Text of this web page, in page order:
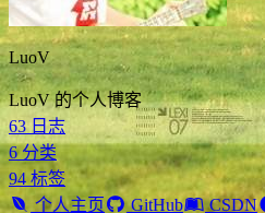
LuoV
LuoV 的个人博客
63 日志
6 分类
94 标签
个人主页
GitHub CSDN